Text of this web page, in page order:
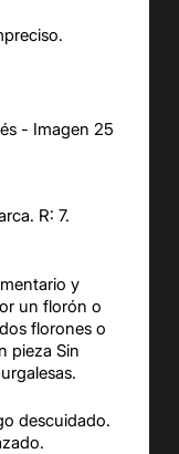
R: 7.
y
un florón o
florones o
pieza Sin
descuidado.